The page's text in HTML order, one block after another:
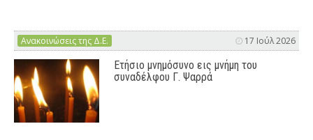
Ανακοινώσεις της Δ.Ε. 17 Ιούλ 2026
Ετήσιο μνημόσυνο εις μνήμη του
συναδέλφου Γ. Ψαρρά